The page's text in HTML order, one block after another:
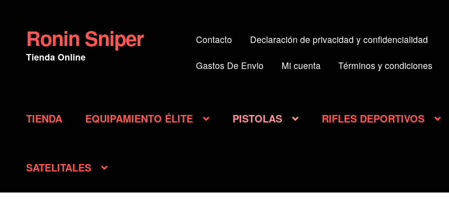
Ir
a
la
Ir
al
contenido
Ronin Sniper
Tienda Online
Contacto Declaración de privacidad y confidencialidad
Gastos De Envio Mi cuenta Términos y condiciones
TIENDA EQUIPAMIENTO ÉLITE PISTOLAS RIFLES DEPORTIVOS
SATELITALES